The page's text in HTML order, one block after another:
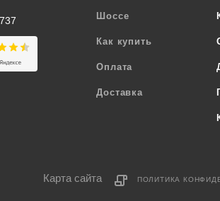
Шоссе
Как купить
Оплата
Доставка
Карта сайта ПОЛИТИКА